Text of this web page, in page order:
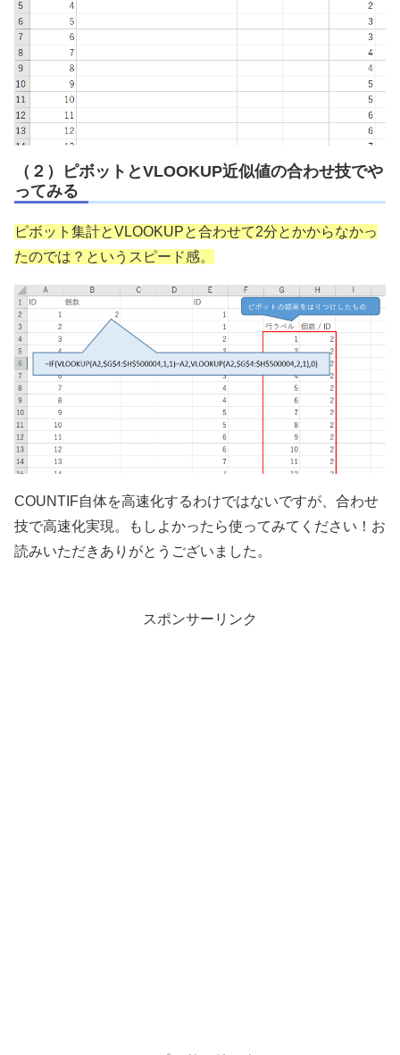
（２）ピボットとVLOOKUP近似値の合わせ技でや
ってみる
ピボット集計とVLOOKUPと合わせて2分とかからなかっ
たのでは？というスピード感。
COUNTIF自体を高速化するわけではないですが、合わせ
技で高速化実現。もしよかったら使ってみてください！お
読みいただきありがとうございました。
スポンサーリンク